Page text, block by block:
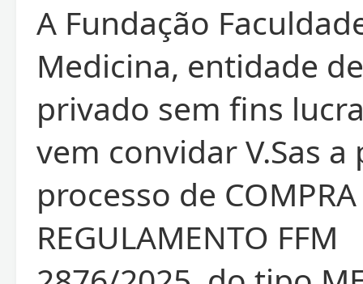
A Fundação
Medicina, entidade
privado sem fins
vem convidar V.Sas
processo de COMPRA
REGULAMENTO FFM